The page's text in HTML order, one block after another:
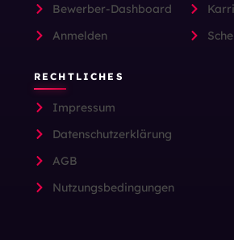
Bewerber-Dashboard
Anmelden
RECHTLICHES
Impressum
Datenschutzerklärung
AGB
Nutzungsbedingungen